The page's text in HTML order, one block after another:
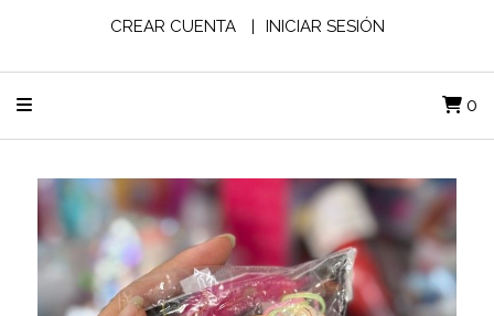
CREAR CUENTA INICIAR SESIÓN
0